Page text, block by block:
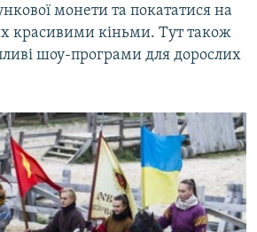
монети та покататися на
красивими кіньми. Тут також
шоу-програми для дорослих